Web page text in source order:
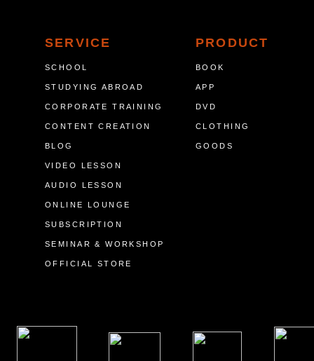
SERVICE
SCHOOL
STUDYING ABROAD
CORPORATE TRAINING
CONTENT CREATION
BLOG
VIDEO LESSON
AUDIO LESSON
ONLINE LOUNGE
SUBSCRIPTION
SEMINAR & WORKSHOP
OFFICIAL STORE
PRODUCT
BOOK
APP
DVD
CLOTHING
GOODS